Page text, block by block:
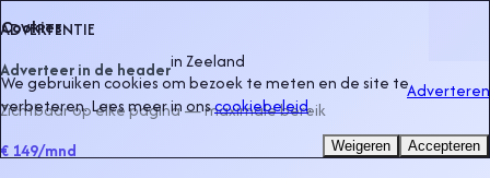
ADVERTENTIE
Adverteer in de headerinZeeland
Zichtbaar op elke pagina — maximale bereik
€ 149/mnd
Adverteren
Cookies
We gebruiken cookies om bezoek te meten en de site te
verbeteren. Lees meer in onscookiebeleid.
Weigeren Accepteren